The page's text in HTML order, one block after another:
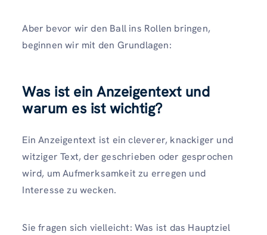
Aber bevor wir den Ball ins Rollen bringen,
beginnen wir mit den Grundlagen:
Was ist ein Anzeigentext und
warum es ist wichtig?
Ein Anzeigentext ist ein cleverer, knackiger und
witziger Text, der geschrieben oder gesprochen
wird, um Aufmerksamkeit zu erregen und
Interesse zu wecken.
Sie fragen sich vielleicht: Was ist das Hauptziel